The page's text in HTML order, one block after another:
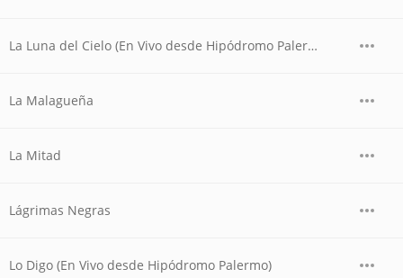
La Luna del Cielo (En Vivo desde Hipódromo Palermo)
La Malagueña
La Mitad
Lágrimas Negras
Lo Digo (En Vivo desde Hipódromo Palermo)